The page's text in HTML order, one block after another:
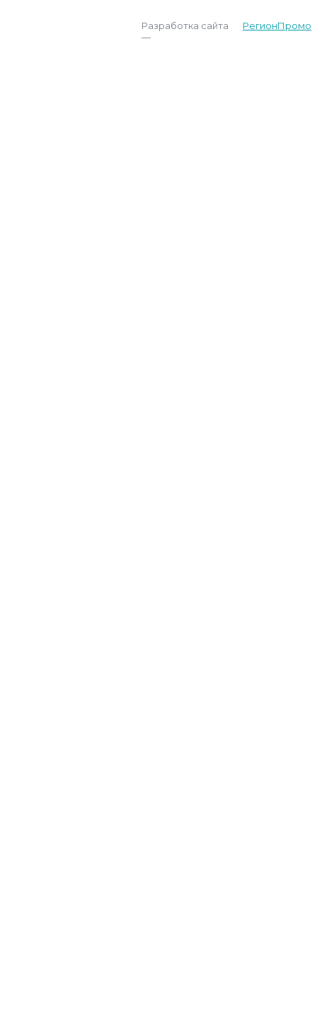
Разработка сайта
—
РегионПромо